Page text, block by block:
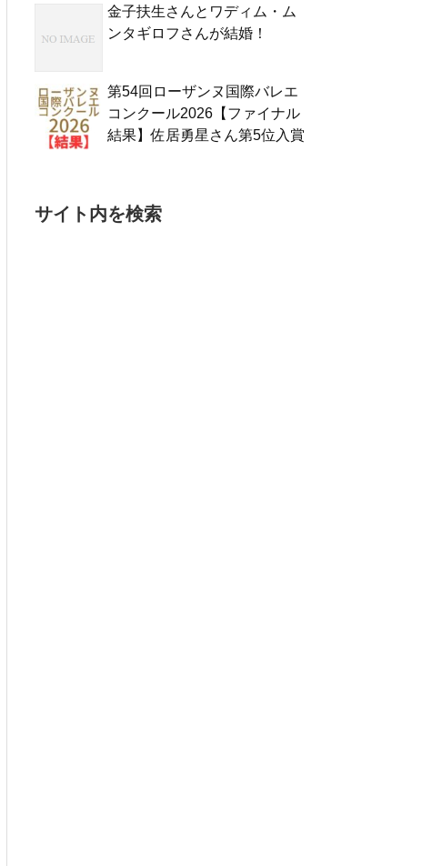
金子扶生さんとワディム・ム
ンタギロフさんが結婚！
第54回ローザンヌ国際バレエ
コンクール2026【ファイナル
結果】佐居勇星さん第5位入賞
サイト内を検索